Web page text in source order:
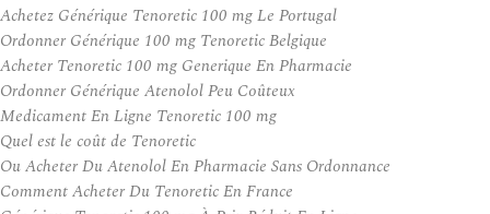
Achetez Générique Tenoretic 100 mg Le Portugal
Ordonner Générique 100 mg Tenoretic Belgique
Acheter Tenoretic 100 mg Generique En Pharmacie
Ordonner Générique Atenolol Peu Coûteux
Medicament En Ligne Tenoretic 100 mg
Quel est le coût de Tenoretic
Ou Acheter Du Atenolol En Pharmacie Sans Ordonnance
Comment Acheter Du Tenoretic En France